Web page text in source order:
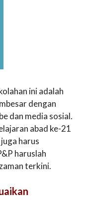
ini adalah
dengan
dan media sosial.
abad ke-21
harus
haruslah
terkini.